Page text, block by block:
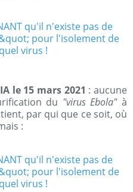
le 15 mars 2021 : aucune
du "virus Ebola"à
par qui que ce soit, où
: